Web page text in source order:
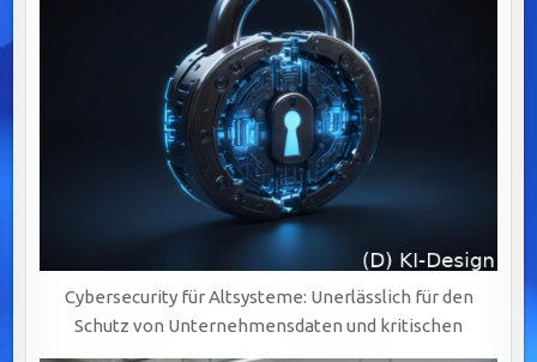
Cybersecurity für Altsysteme: Unerlässlich für den
Schutz von Unternehmensdaten und kritischen